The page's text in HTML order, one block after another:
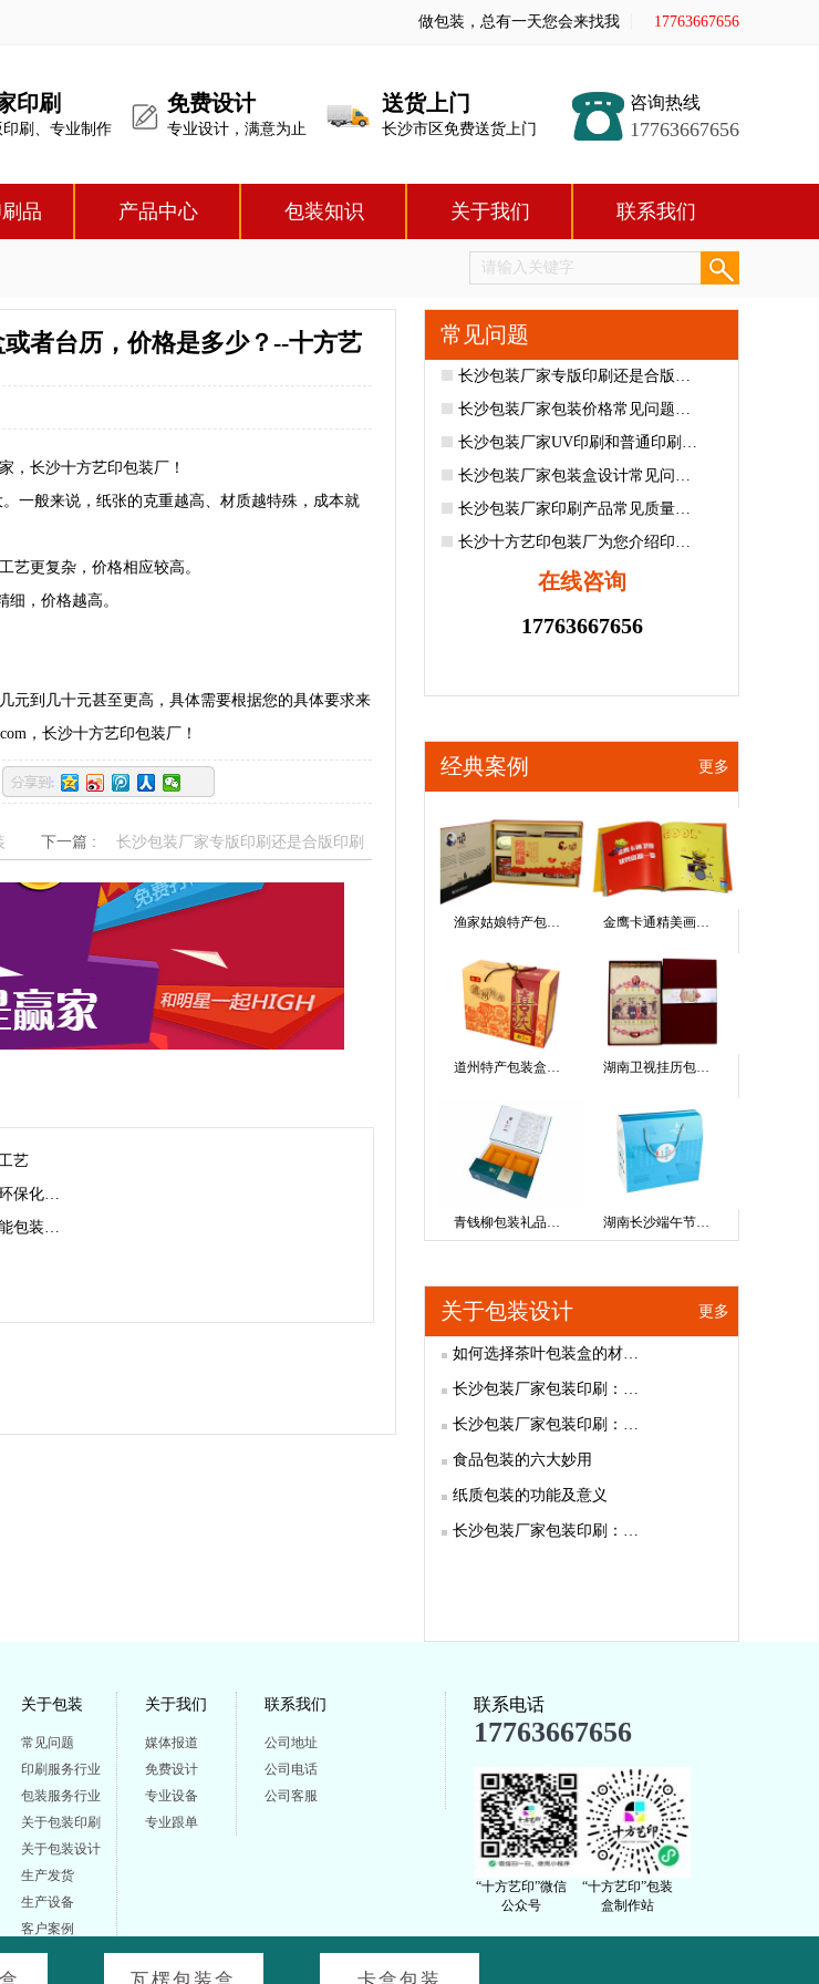
做包装，总有一天您会来找我 17763667656
印刷
印刷、专业制作
免费设计
专业设计，满意为止
送货上门
长沙市区免费送货上门
咨询热线
17763667656
品 产品中心 包装知识 关于我们 联系我们
者台历，价格是多少？--十方艺
，长沙十方艺印包装厂！
一般来说，纸张的克重越高、材质越特殊，成本就
艺更复杂，价格相应较高。
，价格越高。
元到几十元甚至更高，具体需要根据您的具体要求来
，长沙十方艺印包装厂！
下一篇 : 长沙包装厂家专版印刷还是合版印刷
艺
保化…
包装…
常见问题
长沙包装厂家专版印刷还是合版…
长沙包装厂家包装价格常见问题…
长沙包装厂家UV印刷和普通印刷…
长沙包装厂家包装盒设计常见问…
长沙包装厂家印刷产品常见质量…
长沙十方艺印包装厂为您介绍印…
在线咨询
17763667656
经典案例 更多
渔家姑娘特产包… 金鹰卡通精美画…
道州特产包装盒… 湖南卫视挂历包…
青钱柳包装礼品… 湖南长沙端午节…
关于包装设计 更多
如何选择茶叶包装盒的材…
长沙包装厂家包装印刷：…
长沙包装厂家包装印刷：…
食品包装的六大妙用
纸质包装的功能及意义
长沙包装厂家包装印刷：…
关于包装
常见问题
印刷服务行业
包装服务行业
关于包装印刷
关于包装设计
生产发货
生产设备
客户案例
关于我们
媒体报道
免费设计
专业设备
专业跟单
联系我们
公司地址
公司电话
公司客服
联系电话
17763667656
“十方艺印”微信
公众号
“十方艺印”包装
盒制作站